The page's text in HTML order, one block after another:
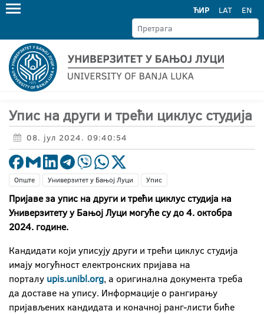
ЋИР LAT EN
Упис на други и трећи циклус студија
08. јул 2024. 09:40:54
Опште Универзитет у Бањој Луци Упис
Пријаве за упис на други и трећи циклус студија на
Универзитету у Бањој Луци могуће су до 4. октобра
2024. године.
Кандидати који уписују други и трећи циклус студија
имају могућност електронских пријава на
порталу upis.unibl.org, а оригинална документа треба
да доставе на упису. Информације о рангирању
пријављених кандидата и коначној ранг-листи биће